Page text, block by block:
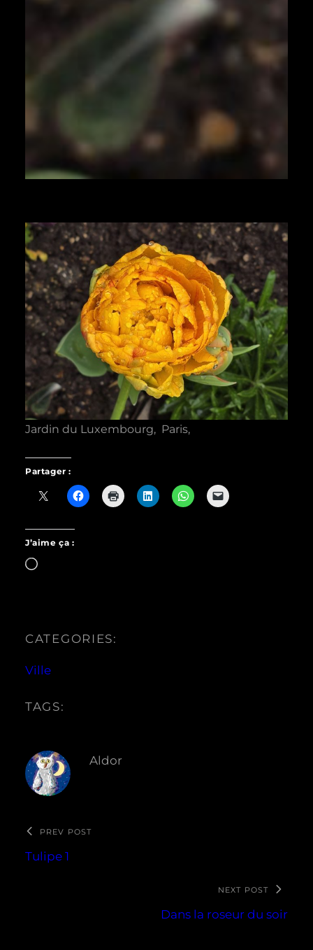
Jardin du Luxembourg, Paris,
Partager :
J’aime ça :
Chargement…
CATEGORIES:
Ville
TAGS:
Aldor
PREV POST
Tulipe 1
NEXT POST
Dans la roseur du soir